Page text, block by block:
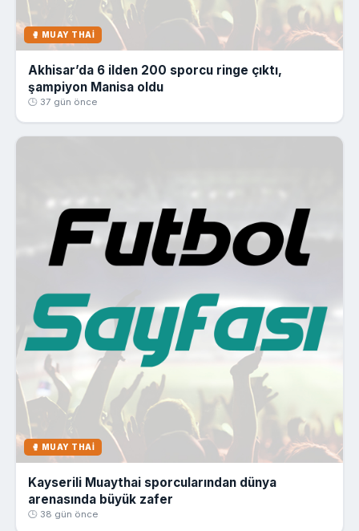
🥊 MUAY THAI
Akhisar’da 6 ilden 200 sporcu ringe çıktı,
şampiyon Manisa oldu
🕒 37 gün önce
🥊 MUAY THAI
Kayserili Muaythai sporcularından dünya
arenasında büyük zafer
🕒 38 gün önce